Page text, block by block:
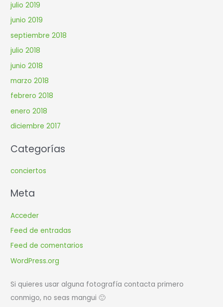
julio 2019
junio 2019
septiembre 2018
julio 2018
junio 2018
marzo 2018
febrero 2018
enero 2018
diciembre 2017
Categorías
conciertos
Meta
Acceder
Feed de entradas
Feed de comentarios
WordPress.org
Si quieres usar alguna fotografía contacta primero
conmigo, no seas mangui 🙂